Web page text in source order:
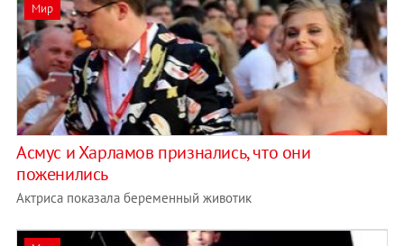
Мир
Асмус и Харламов признались, что они
поженились
Актриса показала беременный животик